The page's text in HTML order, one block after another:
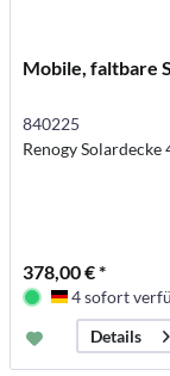
Mobile, faltbare
840225
Renogy Solardecke
378,00 € *
Deutschland
4 sofort
Details